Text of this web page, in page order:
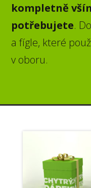
kompletně
potřebujete.
a fígle, které
v oboru.